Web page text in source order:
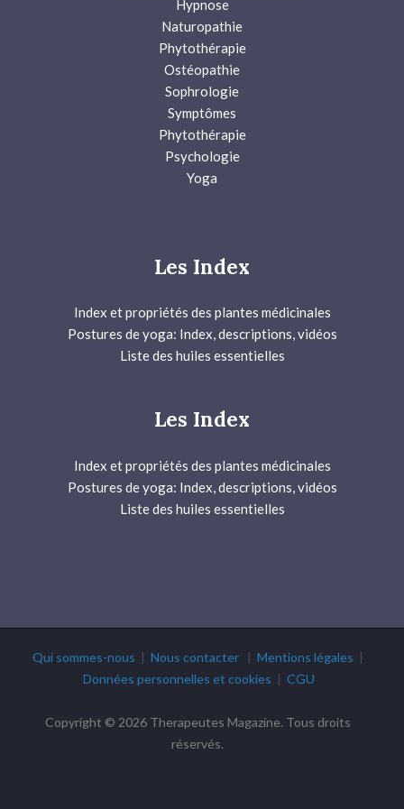
Hypnose
Naturopathie
Phytothérapie
Ostéopathie
Sophrologie
Symptômes
Phytothérapie
Psychologie
Yoga
Les Index
Index et propriétés des plantes médicinales
Postures de yoga: Index, descriptions, vidéos
Liste des huiles essentielles
Les Index
Index et propriétés des plantes médicinales
Postures de yoga: Index, descriptions, vidéos
Liste des huiles essentielles
Qui sommes-nous | Nous contacter| Mentions légales |
Données personnelles et cookies | CGU
Copyright © 2026 Therapeutes Magazine. Tous droits
réservés.